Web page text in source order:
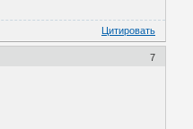
Цитировать
7